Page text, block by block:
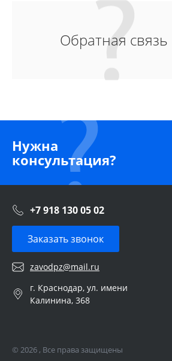
Обратная связь
Нужна
консультация?
+7 918 130 05 02
Заказать звонок
zavodpz@mail.ru
г. Краснодар, ул. имени
Калинина, 368
© 2026 , Все права защищены